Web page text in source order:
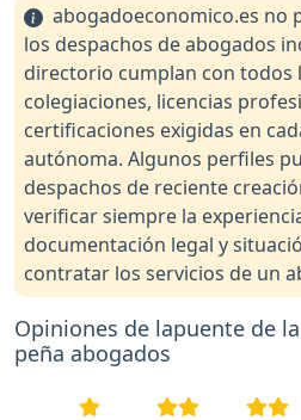
abogadoeconomico.es no
los despachos de abogados
directorio cumplan con todos
colegiaciones, licencias
certificaciones exigidas en
autónoma. Algunos perfiles
despachos de reciente
verificar siempre la
documentación legal y
contratar los servicios de un
Opiniones de lapuente de la
peña abogados